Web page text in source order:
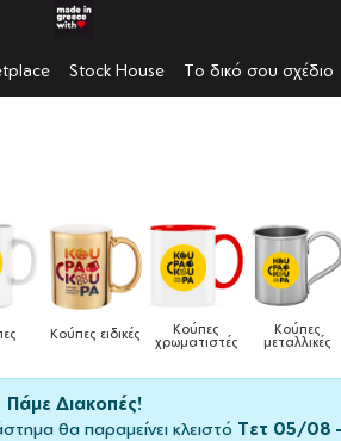
Stock House Το δικό σου σχέδιο
Δοχεία
φαγητού Τσάντες Ποδιές
μαγειρικής
Πάμε Διακοπές!
θα παραμείνει κλειστό Τετ 05/08